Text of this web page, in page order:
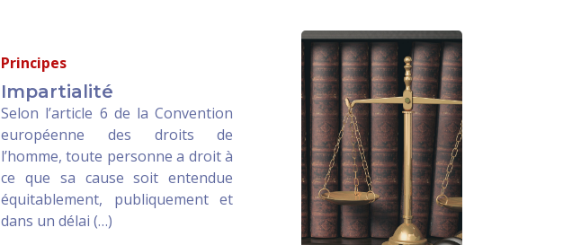
Principes
Impartialité
Selon l’article 6 de la Convention
européenne des droits de
l’homme, toute personne a droit à
ce que sa cause soit entendue
équitablement, publiquement et
dans un délai (…)